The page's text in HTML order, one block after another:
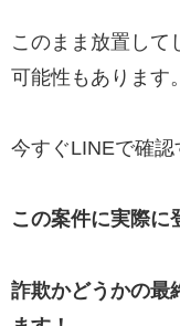
このまま放置して
可能性もあります。
今すぐLINEで確認
この案件に実際に
詐欺かどうかの最